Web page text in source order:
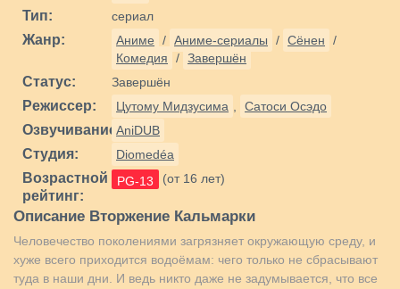
Тип: сериал
Жанр: Аниме / Аниме-сериалы / Сёнен
/
Комедия
/ Завершён
Статус: Завершён
Режиссер: Цутому Мидзусима Сатоси Осэдо
Озвучивание:AniDUB
Студия: Diomedéa
Возрастной
рейтинг:
PG-13 (от 16 лет)
Описание Вторжение Кальмарки
Человечество поколениями загрязняет окружающую среду, и
хуже всего приходится водоёмам: чего только не сбрасывают
туда в наши дни. И ведь никто даже не задумывается, что все